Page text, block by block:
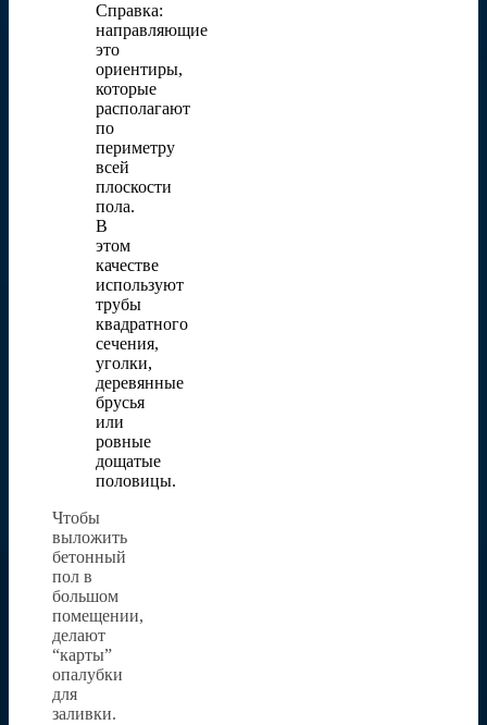
Справка:
направляющие
это
ориентиры,
которые
располагают
по
периметру
всей
плоскости
пола.
В
этом
качестве
используют
трубы
квадратного
сечения,
уголки,
деревянные
брусья
или
ровные
дощатые
половицы.
Чтобы
выложить
бетонный
пол в
большом
помещении,
делают
“карты”
опалубки
для
заливки.